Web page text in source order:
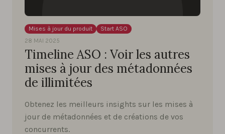
Mises à jour du produit
Start ASO
28 MAI 2025
Timeline ASO : Voir les autres
mises à jour des métadonnées
de illimitées
Obtenez les meilleurs insights sur les mises à
jour de métadonnées et de créations de vos
concurrents.